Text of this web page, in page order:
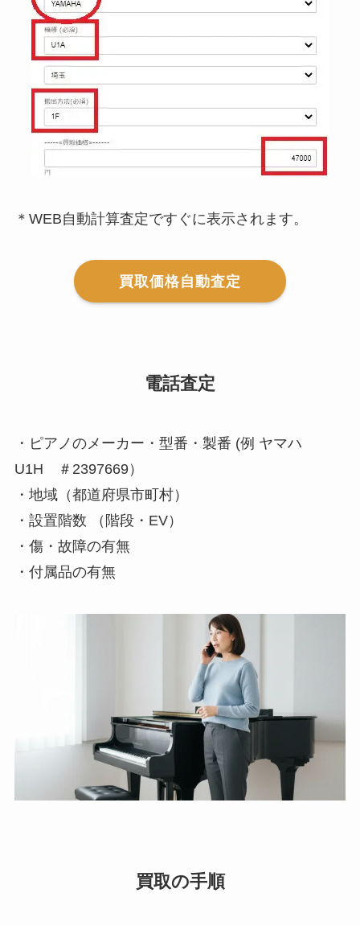
＊WEB自動計算査定ですぐに表示されます。
買取価格自動査定
電話査定
・ピアノのメーカー・型番・製番 (例 ヤマハ
U1H ＃2397669）
・地域（都道府県市町村）
・設置階数 （階段・EV）
・傷・故障の有無
・付属品の有無
買取の手順